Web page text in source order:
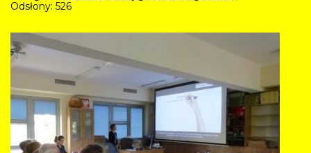
Odsłony: 526